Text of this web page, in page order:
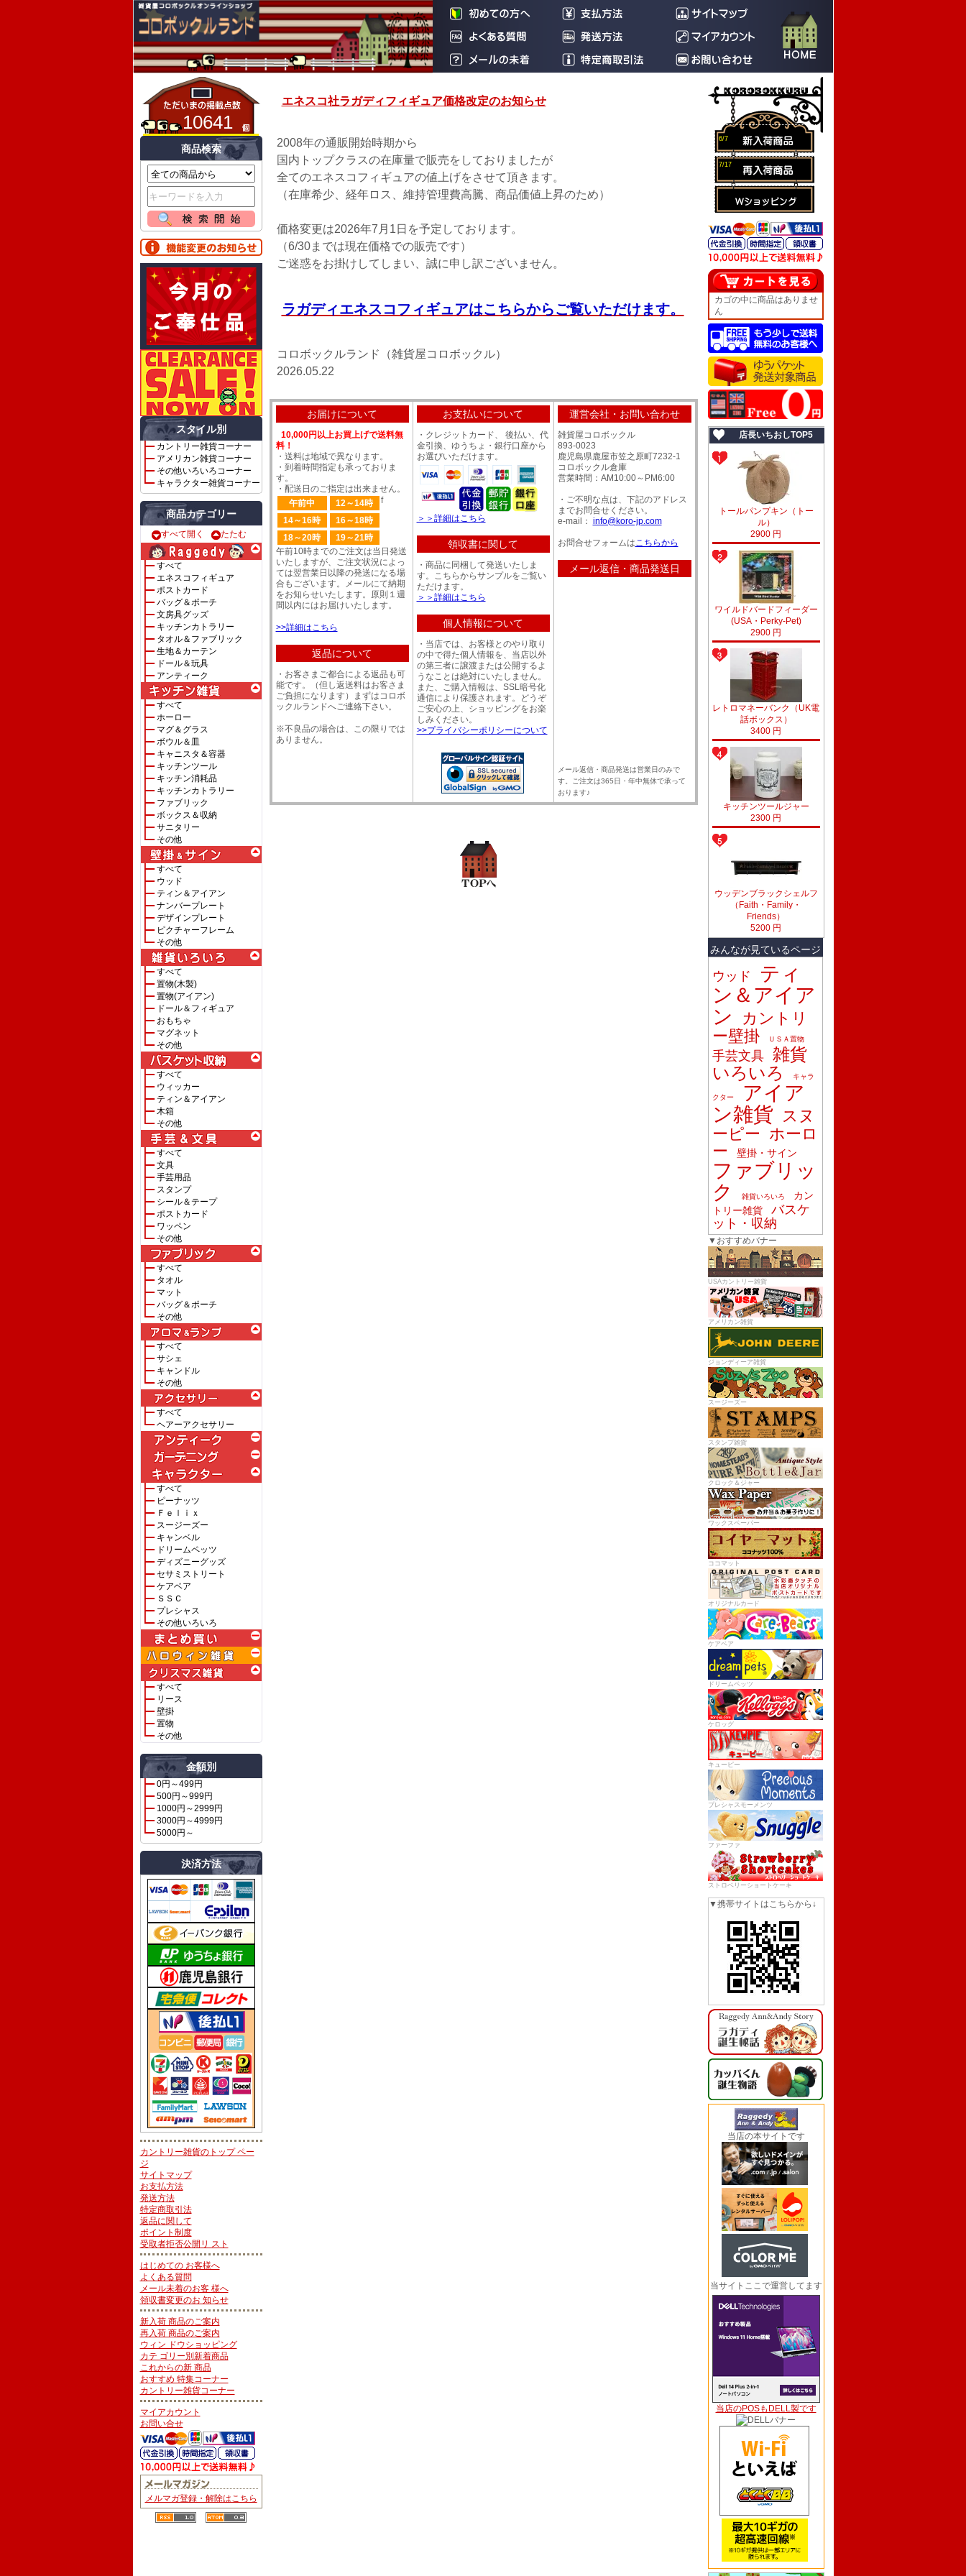
10641
商品検索
スタイル別
カントリー雑貨コーナー
アメリカン雑貨コーナー
その他いろいろコーナー
キャラクター雑貨コーナー
商品カテゴリー
すべて開く たたむ
すべて
エネスコフィギュア
ポストカード
バッグ＆ポーチ
文房具グッズ
キッチンカトラリー
タオル＆ファブリック
生地＆カーテン
ドール＆玩具
アンティーク
すべて
ホーロー
マグ＆グラス
ボウル＆皿
キャニスタ＆容器
キッチンツール
キッチン消耗品
キッチンカトラリー
ファブリック
ボックス＆収納
サニタリー
その他
すべて
ウッド
ティン＆アイアン
ナンバープレート
デザインプレート
ピクチャーフレーム
その他
すべて
置物(木製)
置物(アイアン)
ドール＆フィギュア
おもちゃ
マグネット
その他
すべて
ウィッカー
ティン＆アイアン
木箱
その他
すべて
文具
手芸用品
スタンプ
シール＆テープ
ポストカード
ワッペン
その他
すべて
タオル
マット
バッグ＆ポーチ
その他
すべて
サシェ
キャンドル
その他
すべて
ヘアーアクセサリー
すべて
ピーナッツ
Ｆｅｌｉｘ
スージーズー
キャンベル
ドリームペッツ
ディズニーグッズ
セサミストリート
ケアベア
ＳＳＣ
プレシャス
その他いろいろ
すべて
リース
壁掛
置物
その他
金額別
0円～499円
500円～999円
1000円～2999円
3000円～4999円
5000円～
決済方法
カントリー雑貨のトップ ペー
ジ
サイトマップ
お支払方法
発送方法
特定商取引法
返品に関して
ポイント制度
受取者拒否公開リ スト
はじめての お客様へ
よくある質問
メール未着のお客 様へ
領収書変更のお 知らせ
新入荷 商品のご案内
再入荷 商品のご案内
ウィン ドウショッピング
カテ ゴリー別新着商品
これからの新 商品
おすすめ 特集コーナー
カントリー雑貨コーナー
マイアカウント
お問い合せ
メルマガ登録・解除はこちら
エネスコ社ラガディフィギュア価格改定のお知らせ
2008年の通販開始時期から
国内トップクラスの在庫量で販売をしておりましたが
全てのエネスコフィギュアの値上げをさせて頂きます。
（在庫希少、経年ロス、維持管理費高騰、商品価値上昇のため）
価格変更は2026年7月1日を予定しております。
（6/30までは現在価格での販売です）
ご迷惑をお掛けしてしまい、誠に申し訳ございません。
ラガディエネスコフィギュアはこちらからご覧いただけます。
コロボックルランド（雑貨屋コロボックル）
2026.05.22
お届けについて
10,000円以上お買上げで送料無
料！
・送料は地域で異なります。
・到着時間指定も承っておりま
す。
・配送日のご指定は出来ません。
午前中
12～14時
14～16時
16～18時
18～20時
19～21時
f
午前10時までのご注文は当日発送
いたしますが、ご注文状況によっ
ては翌営業日以降の発送になる場
合もございます。メールにて納期
をお知らせいたします。原則１週
間以内にはお届けいたします。
>>詳細はこちら
返品について
・お客さまご都合による返品も可
能です。（但し返送料はお客さま
ご負担になります）まずはコロボ
ックルランドへご連絡下さい。
※不良品の場合は、この限りでは
ありません。
お支払いについて
・クレジットカード、 後払い、代
金引換、ゆうちょ・銀行口座から
お選びいただけます。
＞＞詳細はこちら
領収書に関して
・商品に同梱して発送いたしま
す。こちらからサンプルをご覧い
ただけます。
＞＞詳細はこちら
個人情報について
・当店では、お客様とのやり取り
の中で得た個人情報を、当店以外
の第三者に譲渡または公開するよ
うなことは絶対にいたしません。
また、ご購入情報は、SSL暗号化
通信により保護されます。どうぞ
ご安心の上、ショッピングをお楽
しみください。
>>プライバシーポリシーについて
運営会社・お問い合わせ
雑貨屋コロボックル
893-0023
鹿児島県鹿屋市笠之原町7232-1
コロボックル倉庫
営業時間：AM10:00～PM6:00
・ご不明な点は、下記のアドレス
までお問合せください。
e-mail： info@koro-jp.com
お問合せフォームはこちらから
メール返信・商品発送日
メール返信・商品発送は営業日のみで
す。ご注文は365日・年中無休で承って
おります♪
6/7
7/17
カゴの中に商品はありませ
ん
店長いちおしTOP5
トールパンプキン（トー
ル）
2900 円
ワイルドバードフィーダー
(USA・Perky-Pet)
2900 円
レトロマネーバンク（UK電
話ボックス）
3400 円
キッチンツールジャー
2300 円
ウッデンブラックシェルフ
（Faith・Family・
Friends）
5200 円
みんなが見ているページ
ウッド
ティ
ン＆アイア
ン
カントリ
ー壁掛
ＵＳＡ置物
手芸文具
雑貨
いろいろ
キャラ
クター
アイア
ン雑貨 スヌ
ーピー ホーロ
ー
壁掛・サイン
ファブリッ
ク
雑貨いろいろ
カン
トリー雑貨
バスケ
ット・収納
▼おすすめバナー
USAカントリー雑貨
アメリカン雑貨
ジョンディーア雑貨
スージーズー
スタンプ雑貨
クロック＆ジャー
ワックスペーパー
ココマット
オリジナルカード
ケアベア
ドリームペッツ
ケロッグ
キューピー
プレシャスモーメンツ
ファーファ
ストロベリーショートケーキ
▼携帯サイトはこちらから↓
当店の本サイトです
当サイトここで運営してます
当店のPOSもDELL製です